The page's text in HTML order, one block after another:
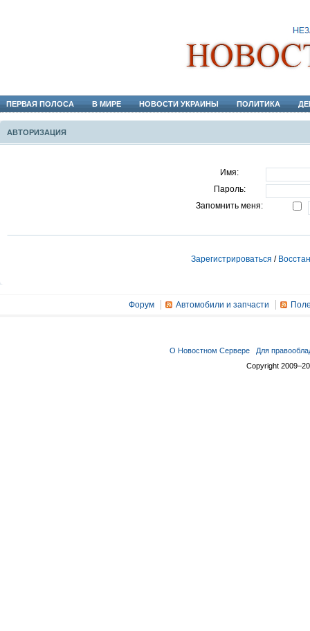
ПЕРВАЯ ПОЛОСА В МИРЕ НОВОСТИ УКРАИНЫ ПОЛИТИКА
АВТОРИЗАЦИЯ
Имя:
Пароль:
Запомнить меня:
Зарегистрироваться /
Форум Автомобили и запчасти
О Новостном Сервере
Для
Copyright